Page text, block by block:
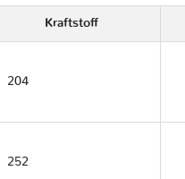
Kraftstoff
204
252